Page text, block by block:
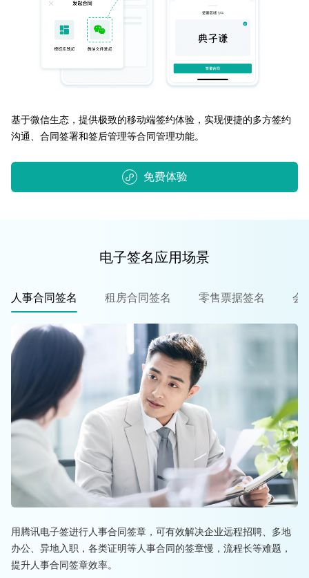
基于微信生态，提供极致的移动端签约体验，实现便捷的多方签约
沟通、合同签署和签后管理等合同管理功能。
免费体验
电子签名应用场景
人事合同签名 租房合同签名 零售票据签名 会
用腾讯电子签进行人事合同签章，可有效解决企业远程招聘、多地
办公、异地入职，各类证明等人事合同的签章慢，流程长等难题，
提升人事合同签章效率。